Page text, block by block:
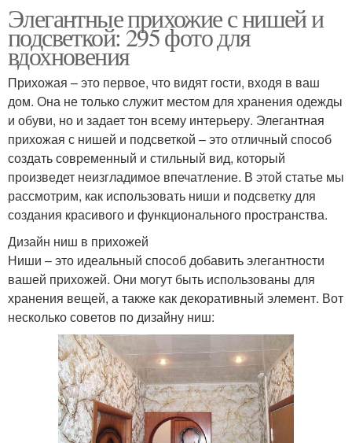
Элегантные прихожие с нишей и
подсветкой: 295 фото для
вдохновения
Прихожая – это первое, что видят гости, входя в ваш
дом. Она не только служит местом для хранения одежды
и обуви, но и задает тон всему интерьеру. Элегантная
прихожая с нишей и подсветкой – это отличный способ
создать современный и стильный вид, который
произведет неизгладимое впечатление. В этой статье мы
рассмотрим, как использовать ниши и подсветку для
создания красивого и функционального пространства.
Дизайн ниш в прихожей
Ниши – это идеальный способ добавить элегантности
вашей прихожей. Они могут быть использованы для
хранения вещей, а также как декоративный элемент. Вот
несколько советов по дизайну ниш: